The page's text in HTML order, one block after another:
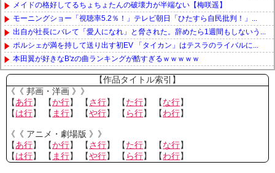
メイドの格好してるちょちょたんの破壊力が半端ない【梅咲遥】
モーニングショー「視聴率5.2％！」テレビ朝日「ひたすら自民批判！」...
出自が社長にバレて「愛人になれ」と脅された。辞めたら1週間もしないう...
ポルシェが満を持して送り出す初EV 「タイカン」はテスラのライバルに...
本田翼が好きなB'zの曲ランキングが酷すぎるｗｗｗｗｗ
Powered by livedoor 相互RSS
【作品タイトル索引】
《《 邦画・洋画 》》
【あ行】 【か行】 【さ行】 【た行】 【な行】
【は行】 【 ま行】 【や行】 【 ら行】 【わ行】
《《 アニメ・劇場版 》》
【あ行】 【か行】 【さ行】 【た行】 【な行】
【は行】 【 ま行】 【や行】 【 ら行】 【わ行】